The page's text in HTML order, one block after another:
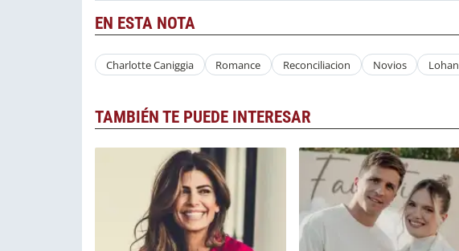
EN ESTA NOTA
Charlotte Caniggia Romance Reconciliacion Novios Lohan
TAMBIÉN TE PUEDE INTERESAR